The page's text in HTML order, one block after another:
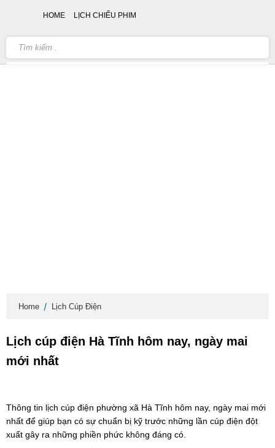
Home Lịch Cúp Điện
Lịch cúp điện Hà Tĩnh hôm nay, ngày mai
mới nhất
Thông tin lịch cúp điện phường xã Hà Tĩnh hôm nay, ngày mai mới
nhất để giúp bạn có sự chuẩn bị kỹ trước những lần cúp điện đột
xuất gây ra những phiền phức không đáng có.
HOME LỊCH CHIẾU PHIM